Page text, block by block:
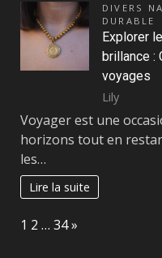
DIVERS
DURABLE
Explorer
brillance :
voyages
Lily
Voyager est une
horizons tout en
les…
Lire la suite
Page:
1 2 … 34Next
»